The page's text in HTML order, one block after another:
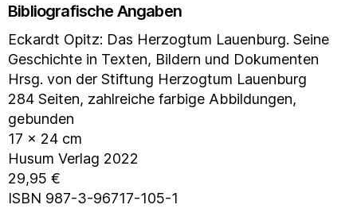
Bibliografische Angaben
Eckardt Opitz: Das Herzogtum Lauenburg. Seine
Geschichte in Texten, Bildern und Dokumenten
Hrsg. von der Stiftung Herzogtum Lauenburg
284 Seiten, zahlreiche farbige Abbildungen,
gebunden
17 x 24 cm
Husum Verlag 2022
29,95 €
ISBN 987-3-96717-105-1